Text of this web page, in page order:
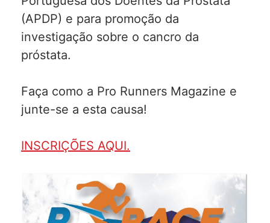
(APDP) e para promoção da
investigação sobre o cancro da
próstata.
Faça como a Pro Runners Magazine e
junte-se a esta causa!
INSCRIÇÕES AQUI.